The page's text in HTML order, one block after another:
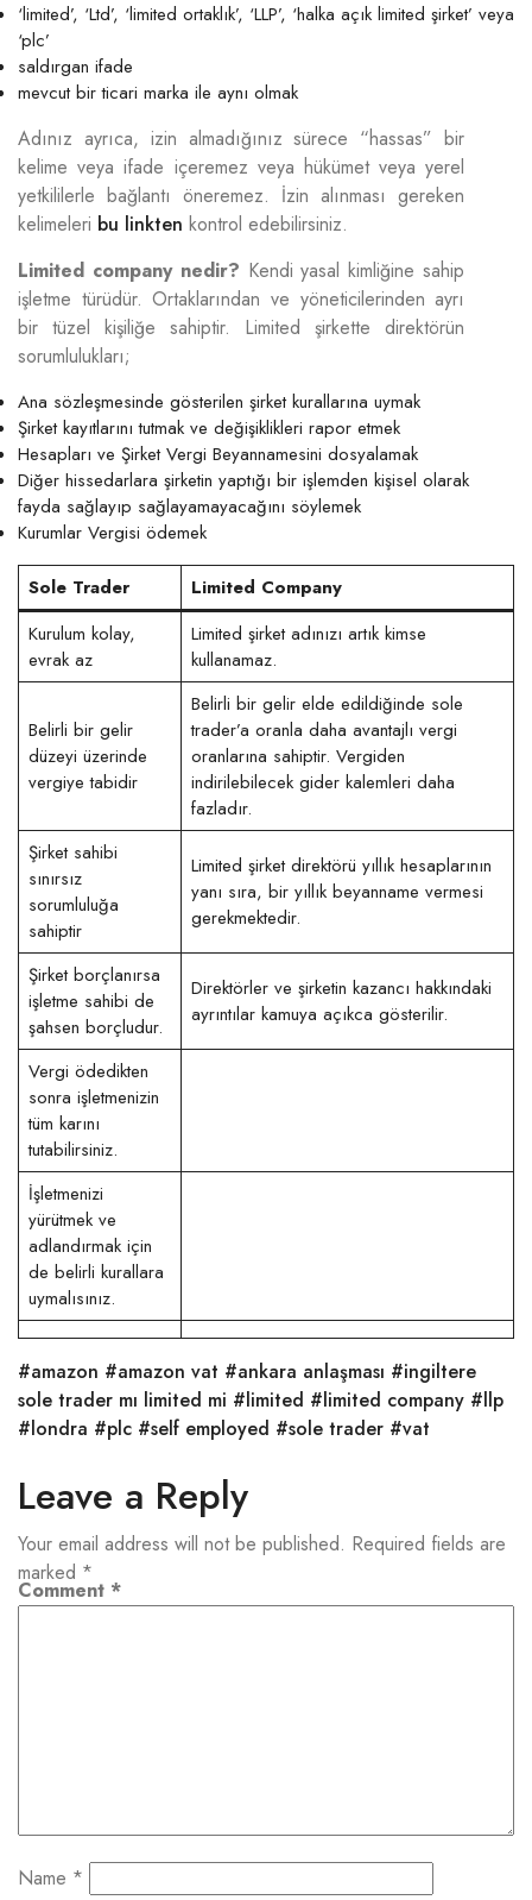
‘limited’, ‘Ltd’, ‘limited ortaklık’, ‘LLP’, ‘halka açık limited şirket’ veya
‘plc’
saldırgan ifade
mevcut bir ticari marka ile aynı olmak
Adınız ayrıca, izin almadığınız sürece “hassas” bir
kelime veya ifade içeremez veya hükümet veya yerel
yetkililerle bağlantı öneremez. İzin alınması gereken
kelimeleri bu linkten kontrol edebilirsiniz.
Limited company nedir? Kendi yasal kimliğine sahip
işletme türüdür. Ortaklarından ve yöneticilerinden ayrı
bir tüzel kişiliğe sahiptir. Limited şirkette direktörün
sorumlulukları;
Ana sözleşmesinde gösterilen şirket kurallarına uymak
Şirket kayıtlarını tutmak ve değişiklikleri rapor etmek
Hesapları ve Şirket Vergi Beyannamesini dosyalamak
Diğer hissedarlara şirketin yaptığı bir işlemden kişisel olarak
fayda sağlayıp sağlayamayacağını söylemek
Kurumlar Vergisi ödemek
Sole Trader
Limited Company
Kurulum kolay,
evrak az
Limited şirket adınızı artık kimse
kullanamaz.
Belirli bir gelir
düzeyi üzerinde
vergiye tabidir
Belirli bir gelir elde edildiğinde sole
trader’a oranla daha avantajlı vergi
oranlarına sahiptir. Vergiden
indirilebilecek gider kalemleri daha
fazladır.
Şirket sahibi
sınırsız
sorumluluğa
sahiptir
Limited şirket direktörü yıllık hesaplarının
yanı sıra, bir yıllık beyanname vermesi
gerekmektedir.
Şirket borçlanırsa
işletme sahibi de
şahsen borçludur.
Direktörler ve şirketin kazancı hakkındaki
ayrıntılar kamuya açıkca gösterilir.
Vergi ödedikten
sonra işletmenizin
tüm karını
tutabilirsiniz.
İşletmenizi
yürütmek ve
adlandırmak için
de belirli kurallara
uymalısınız.
#amazon #amazon vat #ankara anlaşması #ingiltere
sole trader mı limited mi #limited #limited company #llp
#londra #plc #self employed #sole trader #vat
Leave a Reply
Your email address will not be published. Required fields are
marked *
Comment *
Name *